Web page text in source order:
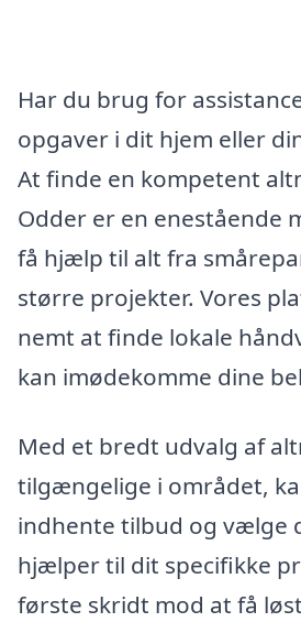
Har du brug for
opgaver i dit hjem eller
At finde en kompetent
Odder er en enestående
få hjælp til alt fra
større projekter. Vores
nemt at finde lokale
kan imødekomme dine
Med et bredt udvalg af
tilgængelige i området,
indhente tilbud og vælge
hjælper til dit specifikke
første skridt mod at få